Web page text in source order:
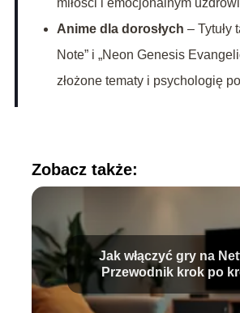
miłości i emocjonalnym
Anime dla dorosłych – Tytuły
Note” i „Neon Genesis
złożone tematy i psychologię
Zobacz także:
Jak włączyć gry na
Przewodnik krok po